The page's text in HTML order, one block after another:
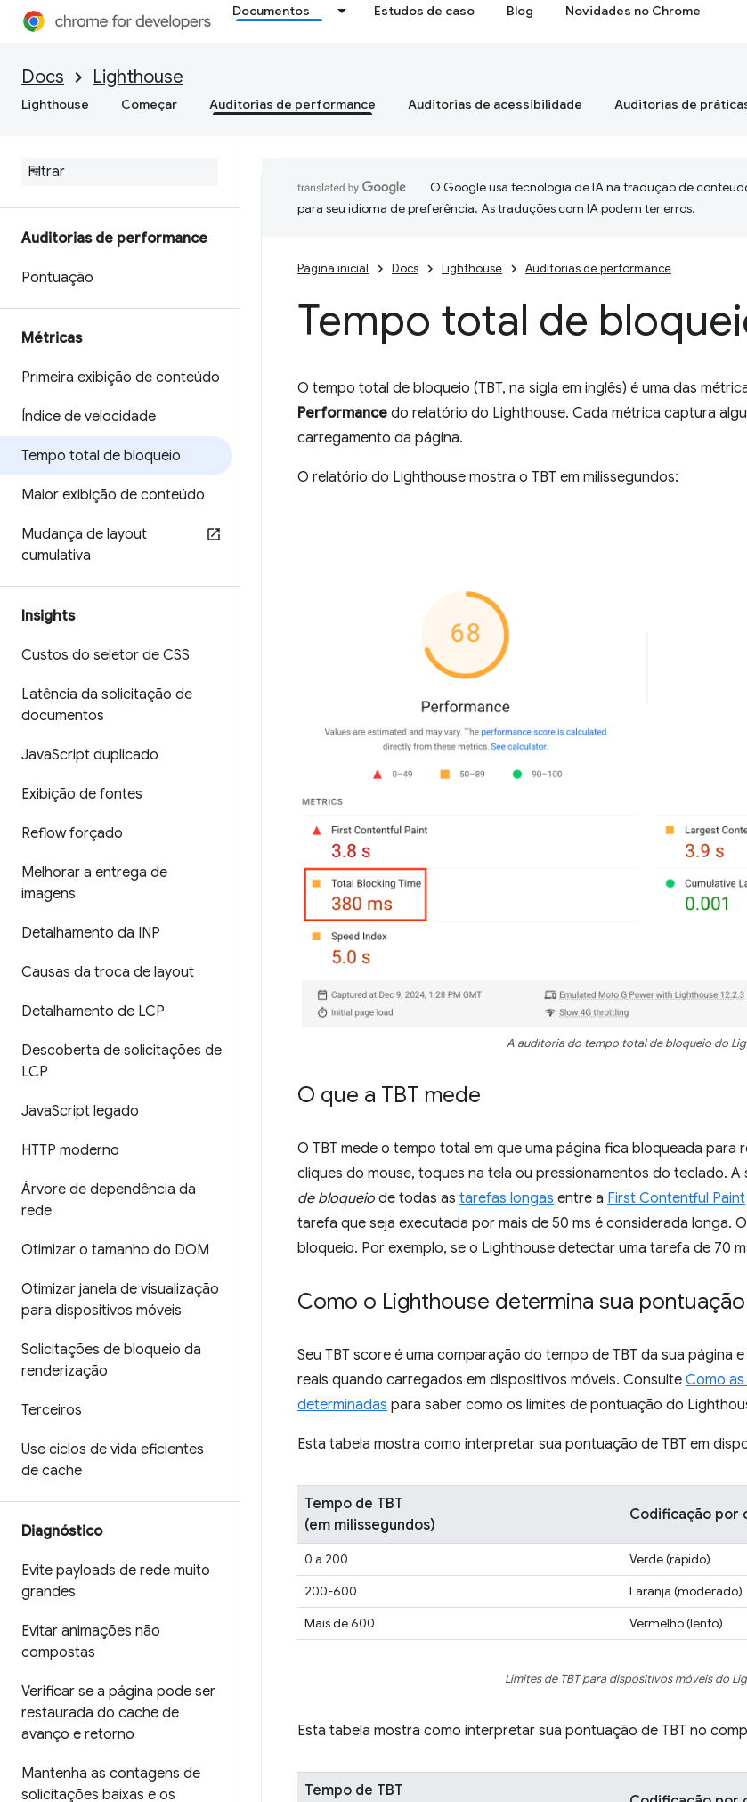
Documentos Estudos de caso Blog Novidades no Chrome
Docs Lighthouse
Lighthouse Começar Auditorias de performance Auditorias de acessibilidade Auditorias de
Auditorias de performance
Pontuação
Métricas
Primeira exibição de conteúdo
Índice de velocidade
Tempo total de bloqueio
Maior exibição de conteúdo
Mudança de layout
cumulativa
Insights
Custos do seletor de CSS
Latência da solicitação de
documentos
JavaScript duplicado
Exibição de fontes
Reflow forçado
Melhorar a entrega de
imagens
Detalhamento da INP
Causas da troca de layout
Detalhamento de LCP
Descoberta de solicitações de
LCP
JavaScript legado
HTTP moderno
Árvore de dependência da
rede
Otimizar o tamanho do DOM
Otimizar janela de visualização
para dispositivos móveis
Solicitações de bloqueio da
renderização
Terceiros
Use ciclos de vida eficientes
de cache
Diagnóstico
Evite payloads de rede muito
grandes
Evitar animações não
compostas
Verificar se a página pode ser
restaurada do cache de
avanço e retorno
Mantenha as contagens de
solicitações baixas e os
O Google usa tecnologia de IA na tradução de
para seu idioma de preferência. As traduções com IA podem ter erros.
Página inicial Docs Lighthouse Auditorias de performance
Tempo total de
O tempo total de bloqueio (TBT, na sigla em inglês) é uma das
Performance do relatório do Lighthouse. Cada métrica captura
carregamento da página.
O relatório do Lighthouse mostra o TBT em milissegundos:
A auditoria do tempo total de bloqueio do
O que a TBT mede
O TBT mede o tempo total em que uma página fica bloqueada
cliques do mouse, toques na tela ou pressionamentos do teclado. A
de bloqueio de todas as tarefas longas entre a First Contentful Paint
tarefa que seja executada por mais de 50 ms é considerada longa.
bloqueio. Por exemplo, se o Lighthouse detectar uma tarefa de 70
Como o Lighthouse determina sua
Seu TBT score é uma comparação do tempo de TBT da sua página
reais quando carregados em dispositivos móveis. Consulte Como
determinadas para saber como os limites de pontuação do
Esta tabela mostra como interpretar sua pontuação de TBT em
Tempo de TBT
(em milissegundos)
Codificação por
0 a 200
Verde (rápido)
200-600
Laranja (moderado)
Mais de 600
Vermelho (lento)
Limites de TBT para dispositivos móveis do
Esta tabela mostra como interpretar sua pontuação de TBT no
Tempo de TBT